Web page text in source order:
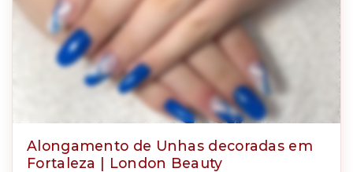
Alongamento de Unhas decoradas em
Fortaleza | London Beauty